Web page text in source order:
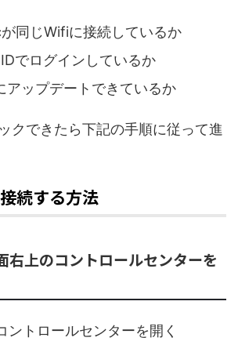
同じWifiに接続しているか
でログインしているか
アップデートできているか
クできたら下記の手順に従って進
続する方法
右上のコントロールセンターを
ントロールセンターを開く